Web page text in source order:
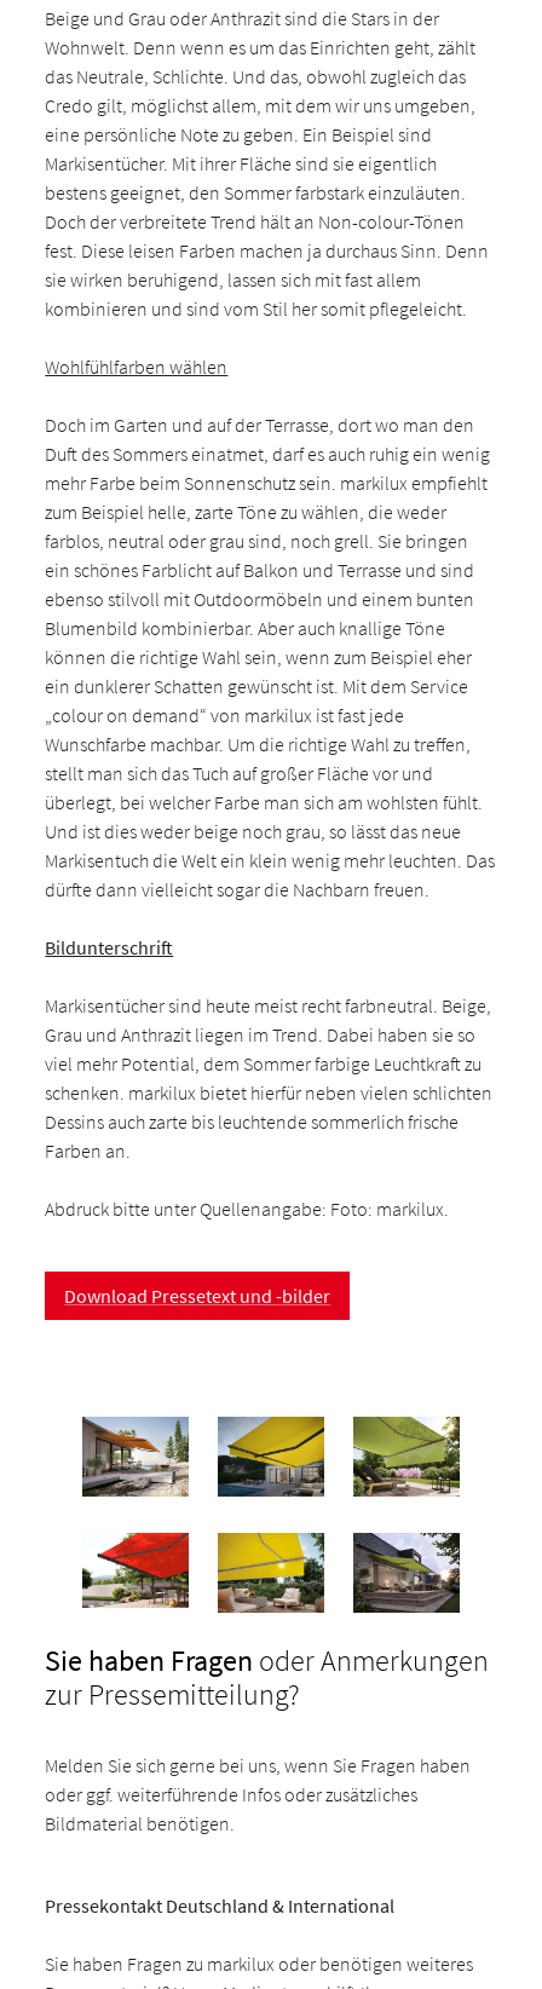
Beige und Grau oder Anthrazit sind die Stars in der
Wohnwelt. Denn wenn es um das Einrichten geht, zählt
das Neutrale, Schlichte. Und das, obwohl zugleich das
Credo gilt, möglichst allem, mit dem wir uns umgeben,
eine persönliche Note zu geben. Ein Beispiel sind
Markisentücher. Mit ihrer Fläche sind sie eigentlich
bestens geeignet, den Sommer farbstark einzuläuten.
Doch der verbreitete Trend hält an Non-colour-Tönen
fest. Diese leisen Farben machen ja durchaus Sinn. Denn
sie wirken beruhigend, lassen sich mit fast allem
kombinieren und sind vom Stil her somit pflegeleicht.
Wohlfühlfarben wählen
Doch im Garten und auf der Terrasse, dort wo man den
Duft des Sommers einatmet, darf es auch ruhig ein wenig
mehr Farbe beim Sonnenschutz sein. markilux empfiehlt
zum Beispiel helle, zarte Töne zu wählen, die weder
farblos, neutral oder grau sind, noch grell. Sie bringen
ein schönes Farblicht auf Balkon und Terrasse und sind
ebenso stilvoll mit Outdoormöbeln und einem bunten
Blumenbild kombinierbar. Aber auch knallige Töne
können die richtige Wahl sein, wenn zum Beispiel eher
ein dunklerer Schatten gewünscht ist. Mit dem Service
„colour on demand“ von markilux ist fast jede
Wunschfarbe machbar. Um die richtige Wahl zu treffen,
stellt man sich das Tuch auf großer Fläche vor und
überlegt, bei welcher Farbe man sich am wohlsten fühlt.
Und ist dies weder beige noch grau, so lässt das neue
Markisentuch die Welt ein klein wenig mehr leuchten. Das
dürfte dann vielleicht sogar die Nachbarn freuen.
Bildunterschrift
Markisentücher sind heute meist recht farbneutral. Beige,
Grau und Anthrazit liegen im Trend. Dabei haben sie so
viel mehr Potential, dem Sommer farbige Leuchtkraft zu
schenken. markilux bietet hierfür neben vielen schlichten
Dessins auch zarte bis leuchtende sommerlich frische
Farben an.
Abdruck bitte unter Quellenangabe: Foto: markilux.
Download Pressetext und -bilder
Sie haben Fragen oder Anmerkungen
zur Pressemitteilung?
Melden Sie sich gerne bei uns, wenn Sie Fragen haben
oder ggf. weiterführende Infos oder zusätzliches
Bildmaterial benötigen.
Pressekontakt Deutschland & International
Sie haben Fragen zu markilux oder benötigen weiteres